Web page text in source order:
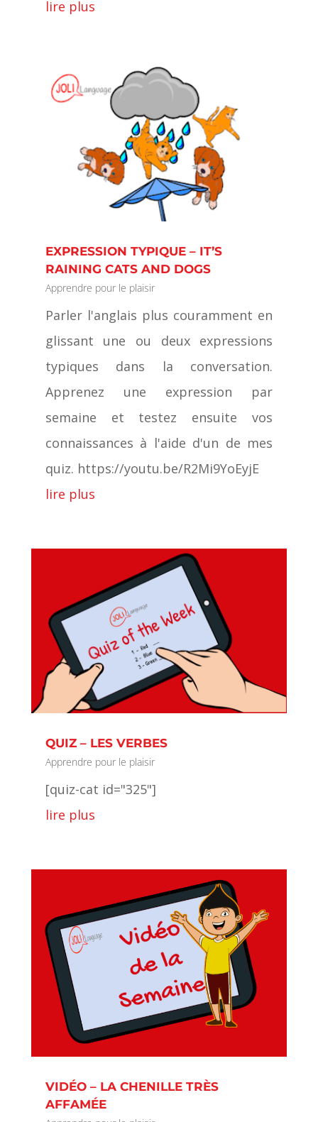
lire plus
EXPRESSION TYPIQUE – IT’S
RAINING CATS AND DOGS
Apprendre pour le plaisir
Parler l'anglais plus couramment en
glissant une ou deux expressions
typiques dans la conversation.
Apprenez une expression par
semaine et testez ensuite vos
connaissances à l'aide d'un de mes
quiz. https://youtu.be/R2Mi9YoEyjE
lire plus
QUIZ – LES VERBES
Apprendre pour le plaisir
[quiz-cat id="325"]
lire plus
VIDÉO – LA CHENILLE TRÈS
AFFAMÉE